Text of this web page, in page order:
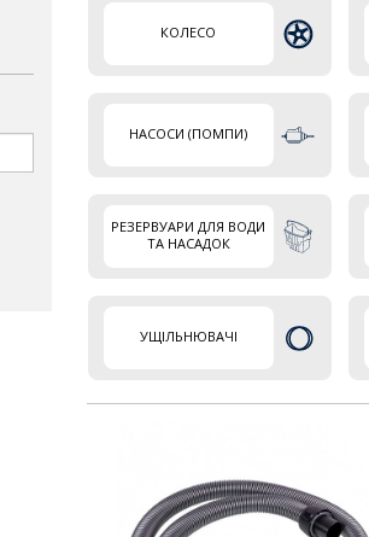
КОЛЕСО
НАСОСИ (ПОМПИ)
РЕЗЕРВУАРИ ДЛЯ ВОДИ
ТА НАСАДОК
УЩІЛЬНЮВАЧІ